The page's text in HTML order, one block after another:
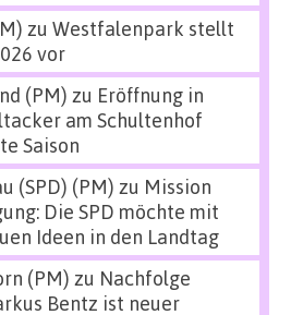
zu Westfalenpark stellt
vor
(PM) zu Eröffnung in
am Schultenhof
Saison
(SPD) (PM) zu Mission
Die SPD möchte mit
Ideen in den Landtag
(PM) zu Nachfolge
Bentz ist neuer